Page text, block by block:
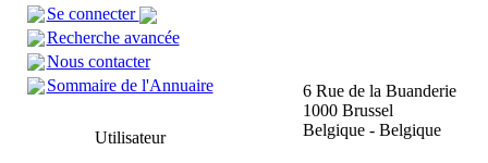
Se connecter
Recherche avancée
Nous contacter
Sommaire de l'Annuaire
Utilisateur
6 Rue de la Buanderie
1000 Brussel
Belgique - Belgique